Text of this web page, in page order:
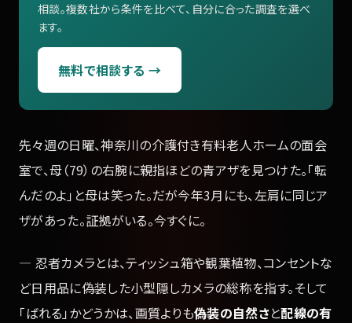
相談。複数社から条件を比べて、自分に合った調査を選べ
ます。
無料で相談する →
先々週の日曜、神奈川の介護付き有料老人ホームの面会
室で、母（79）の右腕に親指ほどの青アザを見つけた。「転
んだのよ」と母は笑った。だが今年3月にも、左肩に同じア
ザがあった。証拠がいる。今すぐに。
— 忍者カメラとは、ティッシュ箱や観葉植物、コンセントな
ど日用品に偽装した小型隠しカメラの総称を指す。そして
「ばれる」かどうかは、画質よりも偽装の自然さと配線の有